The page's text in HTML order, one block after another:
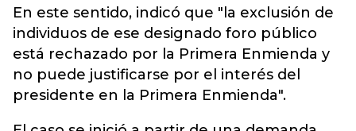
En este sentido, indicó que "la exclusión de
individuos de ese designado foro público
está rechazado por la Primera Enmienda y
no puede justificarse por el interés del
presidente en la Primera Enmienda".